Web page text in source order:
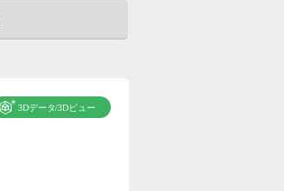
パスワードを忘れた方はこちら